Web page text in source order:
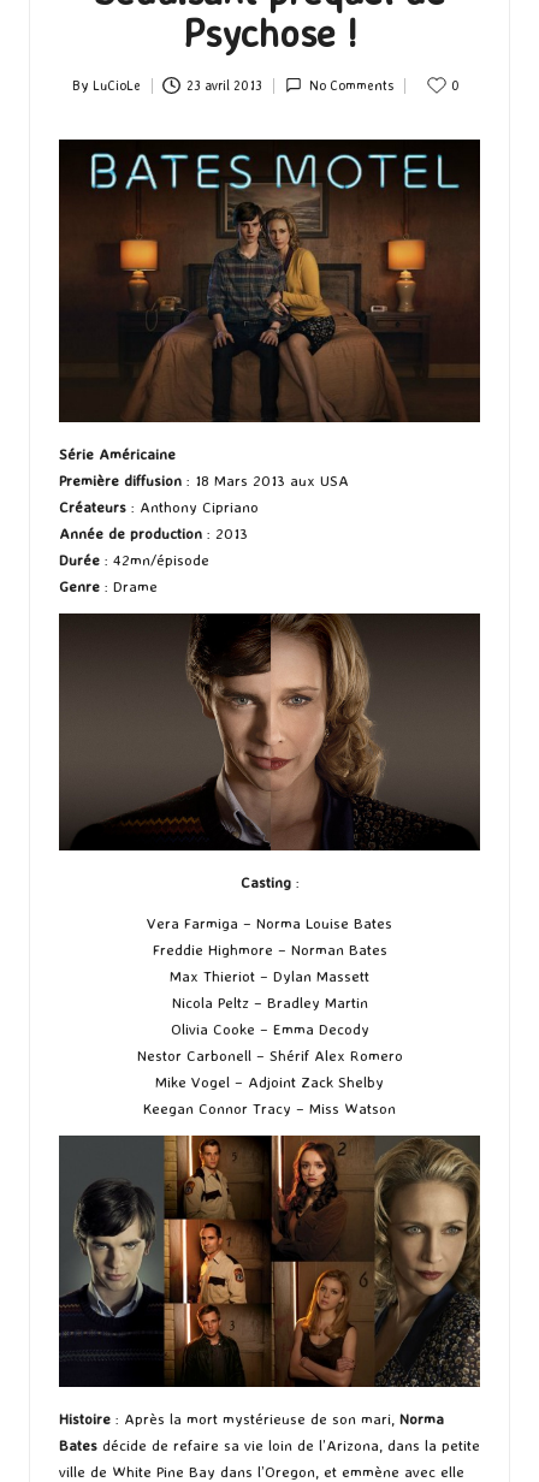
Psychose !
Posted
By LuCioLe 23 avril 2013 No Comments 0
Série Américaine
Première diffusion : 18 Mars 2013 aux USA
Créateurs : Anthony Cipriano
Année de production : 2013
Durée : 42mn/épisode
Genre : Drame
Casting:
Vera Farmiga – Norma Louise Bates
Freddie Highmore – Norman Bates
Max Thieriot – Dylan Massett
Nicola Peltz – Bradley Martin
Olivia Cooke – Emma Decody
Nestor Carbonell – Shérif Alex Romero
Mike Vogel – Adjoint Zack Shelby
Keegan Connor Tracy – Miss Watson
Histoire : Après la mort mystérieuse de son mari, Norma
Bates décide de refaire sa vie loin de l’Arizona, dans la petite
ville de White Pine Bay dans l’Oregon, et emmène avec elle